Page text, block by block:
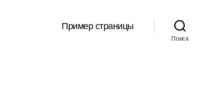
Пример страницы
Поиск